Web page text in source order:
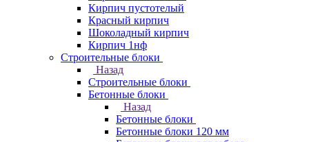
Кирпич пустотелый
Красный кирпич
Шоколадный кирпич
Кирпич 1нф
Строительные блоки
Назад
Строительные блоки
Бетонные блоки
Назад
Бетонные блоки
Бетонные блоки 120 мм